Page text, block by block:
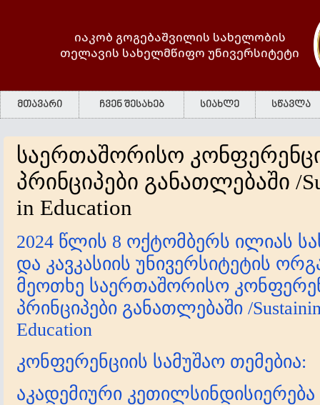
იაკობ გოგებაშვილის სახელობის
თელავის სახელმწიფო უნივერსიტეტი
მთავარი ჩვენ შესახებ სიახლე სწავლა
საერთაშორისო
პრინციპები განათლებაში /
in Education
2024 წლის 8 ოქტომბერს ილიას
და კავკასიის უნივერსიტეტის
მეოთხე საერთაშორისო
პრინციპები განათლებაში /
Education
კონფერენციის სამუშაო თემებია:
აკადემიური